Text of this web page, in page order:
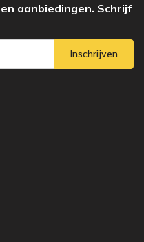
aanbiedingen. Schrijf
Inschrijven